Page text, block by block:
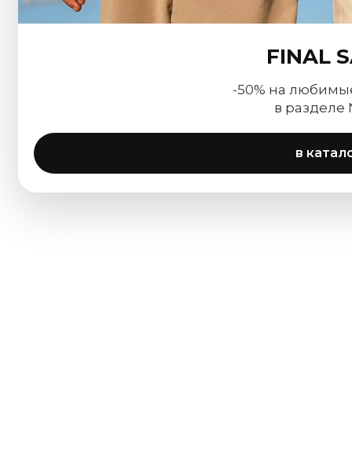
FINAL
-50% на
в разделе
в